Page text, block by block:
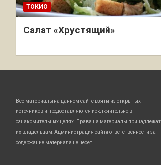
ТОКИО
Салат «Хрустящий»
Все материалы на данном сайте взяты из открытых
источников и предоставляются исключительно в
ознакомительных целях. Права на материалы принадлежат
их владельцам. Администрация сайта ответственности за
содержание материала не несет.